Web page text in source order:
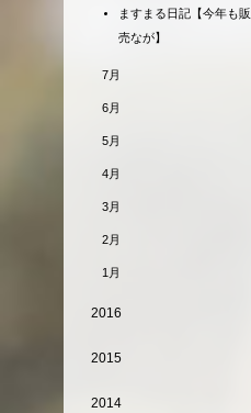
ますまる日記【今年も販
売なが】
7月
6月
5月
4月
3月
2月
1月
2016
2015
2014